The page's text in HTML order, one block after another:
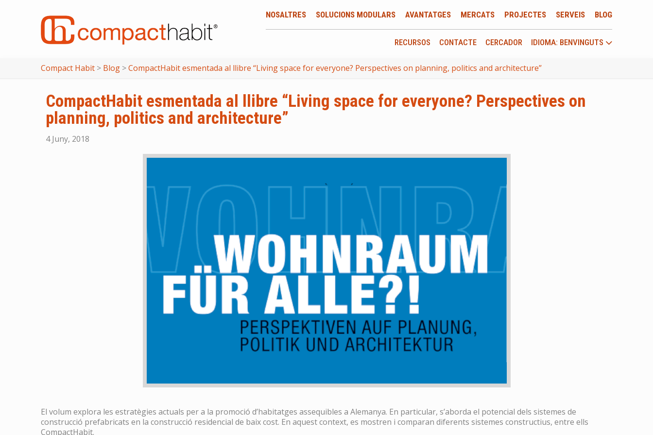
NOSALTRES SOLUCIONS MODULARS AVANTATGES MERCATS PROJECTES SERVEIS BLOG
RECURSOS CONTACTE CERCADOR IDIOMA: BENVINGUTS
Compact Habit > Blog >CompactHabit esmentada al llibre “Living space for everyone? Perspectives on planning, politics and architecture”
CompactHabit esmentada al llibre “Living space for everyone? Perspectives on
planning, politics and architecture”
4 Juny, 2018
El volum explora les estratègies actuals per a la promoció d’habitatges assequibles a Alemanya. En particular, s’aborda el potencial dels sistemes de
construcció prefabricats en la construcció residencial de baix cost. En aquest context, es mostren i comparan diferents sistemes constructius, entre ells
CompactHabit.